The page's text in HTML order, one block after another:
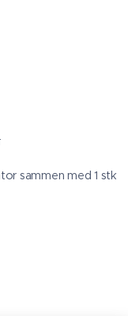
sammen med 1 stk